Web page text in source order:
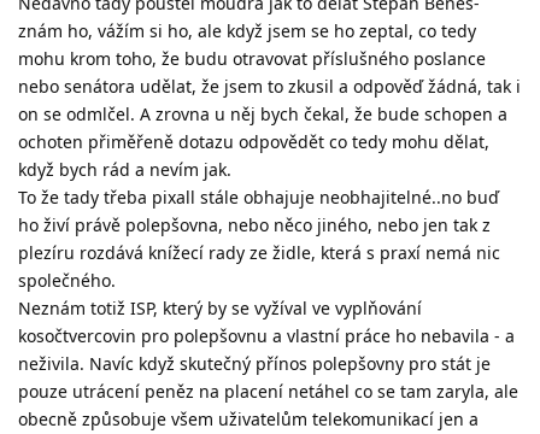
znám ho, vážím si ho, ale když jsem se ho zeptal, co tedy
mohu krom toho, že budu otravovat příslušného poslance
nebo senátora udělat, že jsem to zkusil a odpověď žádná, tak i
on se odmlčel. A zrovna u něj bych čekal, že bude schopen a
ochoten přiměřeně dotazu odpovědět co tedy mohu dělat,
když bych rád a nevím jak.
To že tady třeba pixall stále obhajuje neobhajitelné..no buď
ho živí právě polepšovna, nebo něco jiného, nebo jen tak z
plezíru rozdává knížecí rady ze židle, která s praxí nemá nic
společného.
Neznám totiž ISP, který by se vyžíval ve vyplňování
kosočtvercovin pro polepšovnu a vlastní práce ho nebavila - a
neživila. Navíc když skutečný přínos polepšovny pro stát je
pouze utrácení peněz na placení netáhel co se tam zaryla, ale
obecně způsobuje všem uživatelům telekomunikací jen a